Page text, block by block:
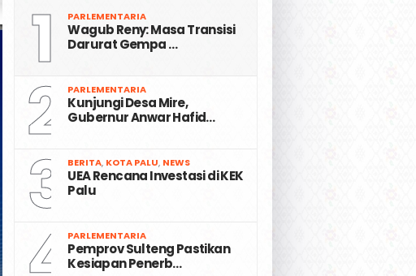
1 PARLEMENTARIA
Wagub Reny: Masa Transisi
Darurat Gempa …
2 PARLEMENTARIA
Kunjungi Desa Mire,
Gubernur Anwar Hafid…
3 BERITA, KOTA PALU, NEWS
UEA Rencana Investasi di KEK
Palu
4 PARLEMENTARIA
Pemprov Sulteng Pastikan
Kesiapan Penerb…